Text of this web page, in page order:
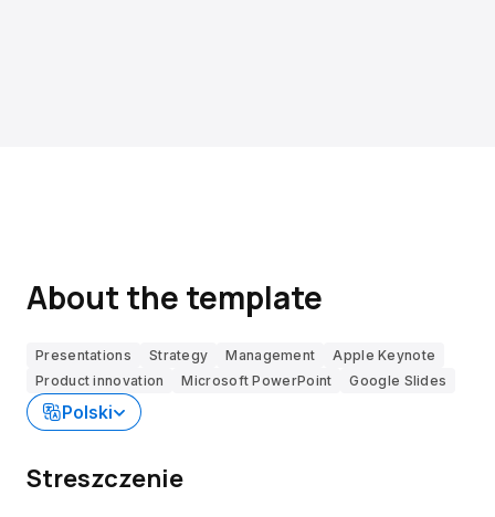
About the template
Presentations Strategy Management
Apple Keynote
Product innovation
Microsoft PowerPoint Google Slides
Polski
Streszczenie